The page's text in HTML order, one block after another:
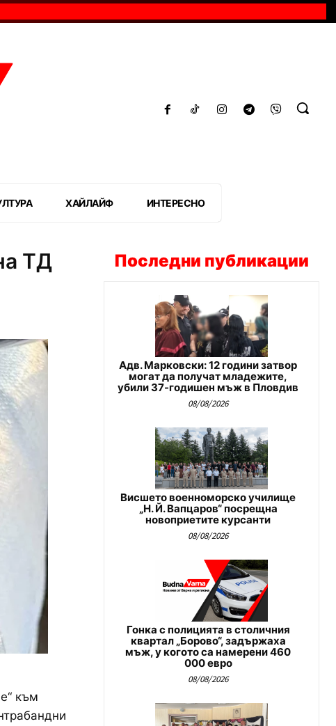
ХАЙЛАЙФ ИНТЕРЕСНО
ТД
към
Последни публикации
Адв. Марковски: 12 години затвор
могат да получат младежите,
убили 37-годишен мъж в Пловдив
08/08/2026
Висшето военноморско училище
„Н. Й. Вапцаров“ посрещна
новоприетите курсанти
08/08/2026
Гонка с полицията в столичния
квартал „Борово“, задържаха
мъж, у когото са намерени 460
000 евро
08/08/2026